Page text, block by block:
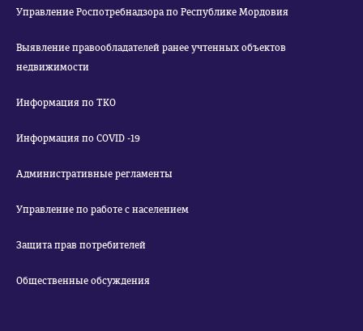
Управление Роспотребнадзора по Республике Мордовия
Выявление правообладателей ранее учтенных объектов
недвижимости
Информация по ТКО
Информация по COVID -19
Административные регламенты
Управление по работе с населением
Защита прав потребителей
Общественные обсуждения